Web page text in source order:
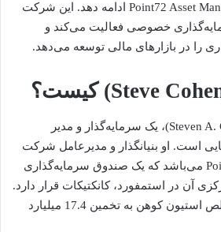
داده و به عنوان Point72 Asset Management ادامه دهد. این شرکت
خصوصی فعالیت می‌کند و
را در بازارهای مالی توسعه می‌دهد.
استیون A. کوهن (Steven A. Cohen)، یک سرمایه‌گذار و مدیر
است. او بنیانگذار و مدیرعامل شرکت
Point72 Asset Management می‌باشد که یک صندوق سرمایه‌گذاری
آن در استمفورد، کانکتیکات قرار دارد.
تا آوریل 2022، دارایی خالص استیون کوهن به تخمین 17.4 میلیارد